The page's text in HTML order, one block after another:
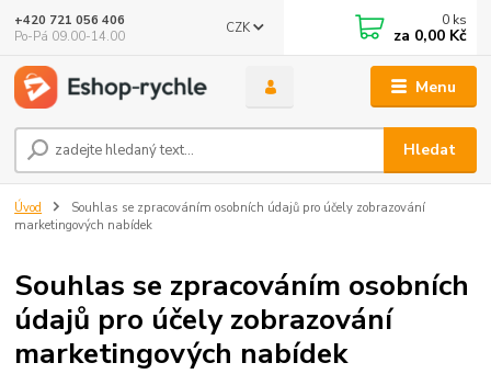
Menu
CZK
Hledat
+420 721 056 406
Po-Pá 09.00-14.00
0 ks
za 0,00 Kč
Úvod
Souhlas se zpracováním osobních údajů pro účely zobrazování
marketingových nabídek
Souhlas se zpracováním osobních
údajů pro účely zobrazování
marketingových nabídek